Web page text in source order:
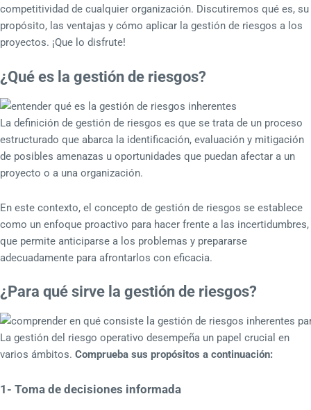
competitividad de cualquier organización. Discutiremos qué es, su
propósito, las ventajas y cómo aplicar la gestión de riesgos a los
proyectos. ¡Que lo disfrute!
¿Qué es la gestión de riesgos?
La definición de gestión de riesgos es que se trata de un proceso
estructurado que abarca la identificación, evaluación y mitigación
de posibles amenazas u oportunidades que puedan afectar a un
proyecto o a una organización.
En este contexto, el concepto de gestión de riesgos se establece
como un enfoque proactivo para hacer frente a las incertidumbres,
que permite anticiparse a los problemas y prepararse
adecuadamente para afrontarlos con eficacia.
¿Para qué sirve la gestión de riesgos?
La gestión del riesgo operativo desempeña un papel crucial en
varios ámbitos. Comprueba sus propósitos a continuación:
1- Toma de decisiones informada